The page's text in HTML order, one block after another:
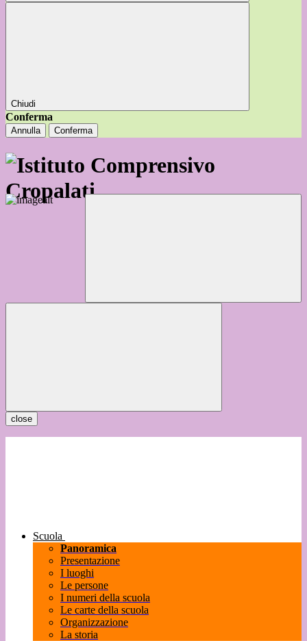
Chiudi
Conferma
Annulla Conferma
close
Scuola
Panoramica
Presentazione
I luoghi
Le persone
I numeri della scuola
Le carte della scuola
Organizzazione
La storia